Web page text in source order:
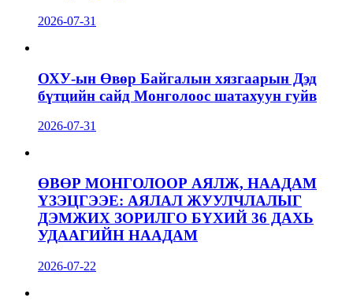
2026-07-31
ОХУ-ын Өвөр Байгалын хязгаарын Дэд
бүтцийн сайд Монголоос шатахуун гуйв
2026-07-31
ӨВӨР МОНГОЛООР АЯЛЖ, НААДАМ
ҮЗЭЦГЭЭЕ: АЯЛАЛ ЖУУЛЧЛАЛЫГ
ДЭМЖИХ ЗОРИЛГО БҮХИЙ 36 ДАХЬ
УДААГИЙН НААДАМ
2026-07-22